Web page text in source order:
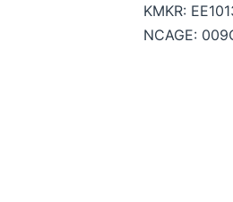
KMKR:
NCAGE: